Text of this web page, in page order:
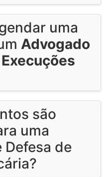
uma
Advogado
são
uma
de